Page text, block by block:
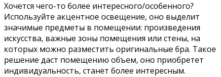
Хочется чего-то более интересного/особенного?
Используйте акцентное освещение, оно выделит
значимые предметы в помещении: произведения
искусства, важные зоны помещения или стены, на
которых можно разместить оригинальные бра. Такое
решение даст помещению объем, оно приобретет
индивидуальность, станет более интересным.